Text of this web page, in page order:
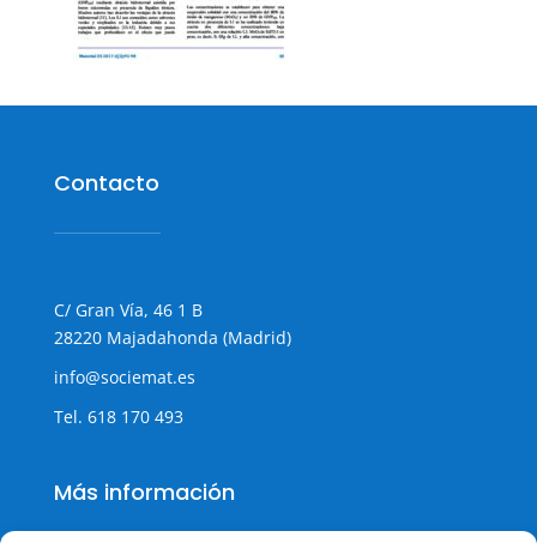
Contacto
C/ Gran Vía, 46 1 B
28220 Majadahonda (Madrid)
info@sociemat.es
Tel. 618 170 493
Más información